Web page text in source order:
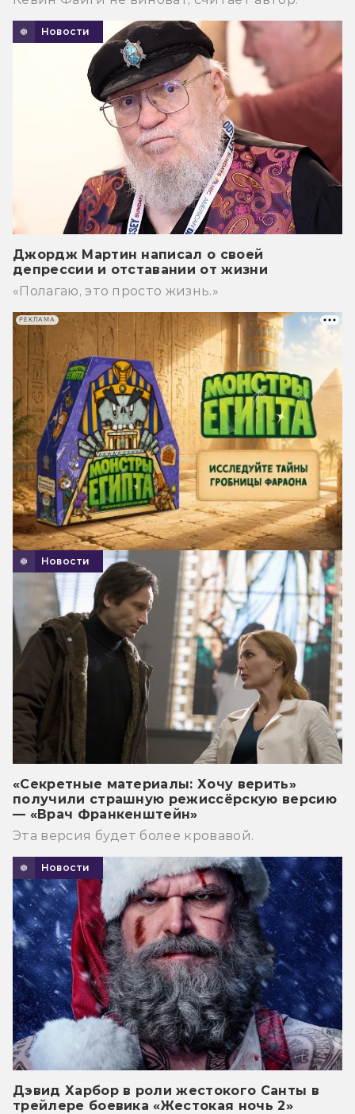
Новости
Джордж Мартин написал о своей
депрессии и отставании от жизни
«Полагаю, это просто жизнь.»
Новости
«Секретные материалы: Хочу верить»
получили страшную режиссёрскую версию
— «Врач Франкенштейн»
Эта версия будет более кровавой.
Новости
Дэвид Харбор в роли жестокого Санты в
трейлере боевика «Жестокая ночь 2»
РЕКЛАМА